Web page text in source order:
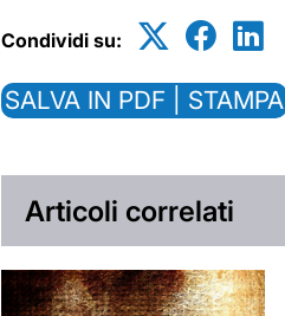
Condividi su:
SALVA IN PDF | STAMPA
Articoli correlati